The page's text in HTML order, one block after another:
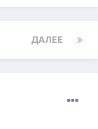
ДАЛЕЕ